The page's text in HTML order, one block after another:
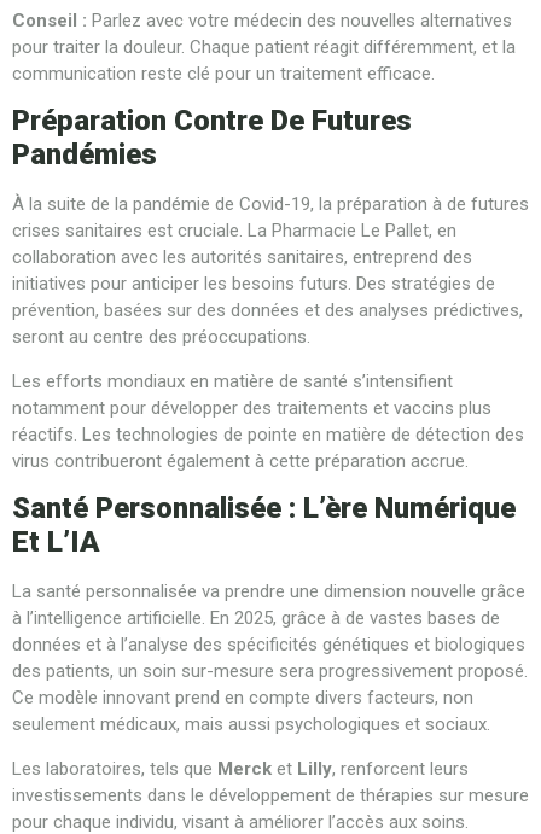
Conseil : Parlez avec votre médecin des nouvelles alternatives
pour traiter la douleur. Chaque patient réagit différemment, et la
communication reste clé pour un traitement efficace.
Préparation Contre De Futures
Pandémies
À la suite de la pandémie de Covid-19, la préparation à de futures
crises sanitaires est cruciale. La Pharmacie Le Pallet, en
collaboration avec les autorités sanitaires, entreprend des
initiatives pour anticiper les besoins futurs. Des stratégies de
prévention, basées sur des données et des analyses prédictives,
seront au centre des préoccupations.
Les efforts mondiaux en matière de santé s’intensifient
notamment pour développer des traitements et vaccins plus
réactifs. Les technologies de pointe en matière de détection des
virus contribueront également à cette préparation accrue.
Santé Personnalisée : L’ère Numérique
Et L’IA
La santé personnalisée va prendre une dimension nouvelle grâce
à l’intelligence artificielle. En 2025, grâce à de vastes bases de
données et à l’analyse des spécificités génétiques et biologiques
des patients, un soin sur-mesure sera progressivement proposé.
Ce modèle innovant prend en compte divers facteurs, non
seulement médicaux, mais aussi psychologiques et sociaux.
Les laboratoires, tels que Merck et Lilly, renforcent leurs
investissements dans le développement de thérapies sur mesure
pour chaque individu, visant à améliorer l’accès aux soins.